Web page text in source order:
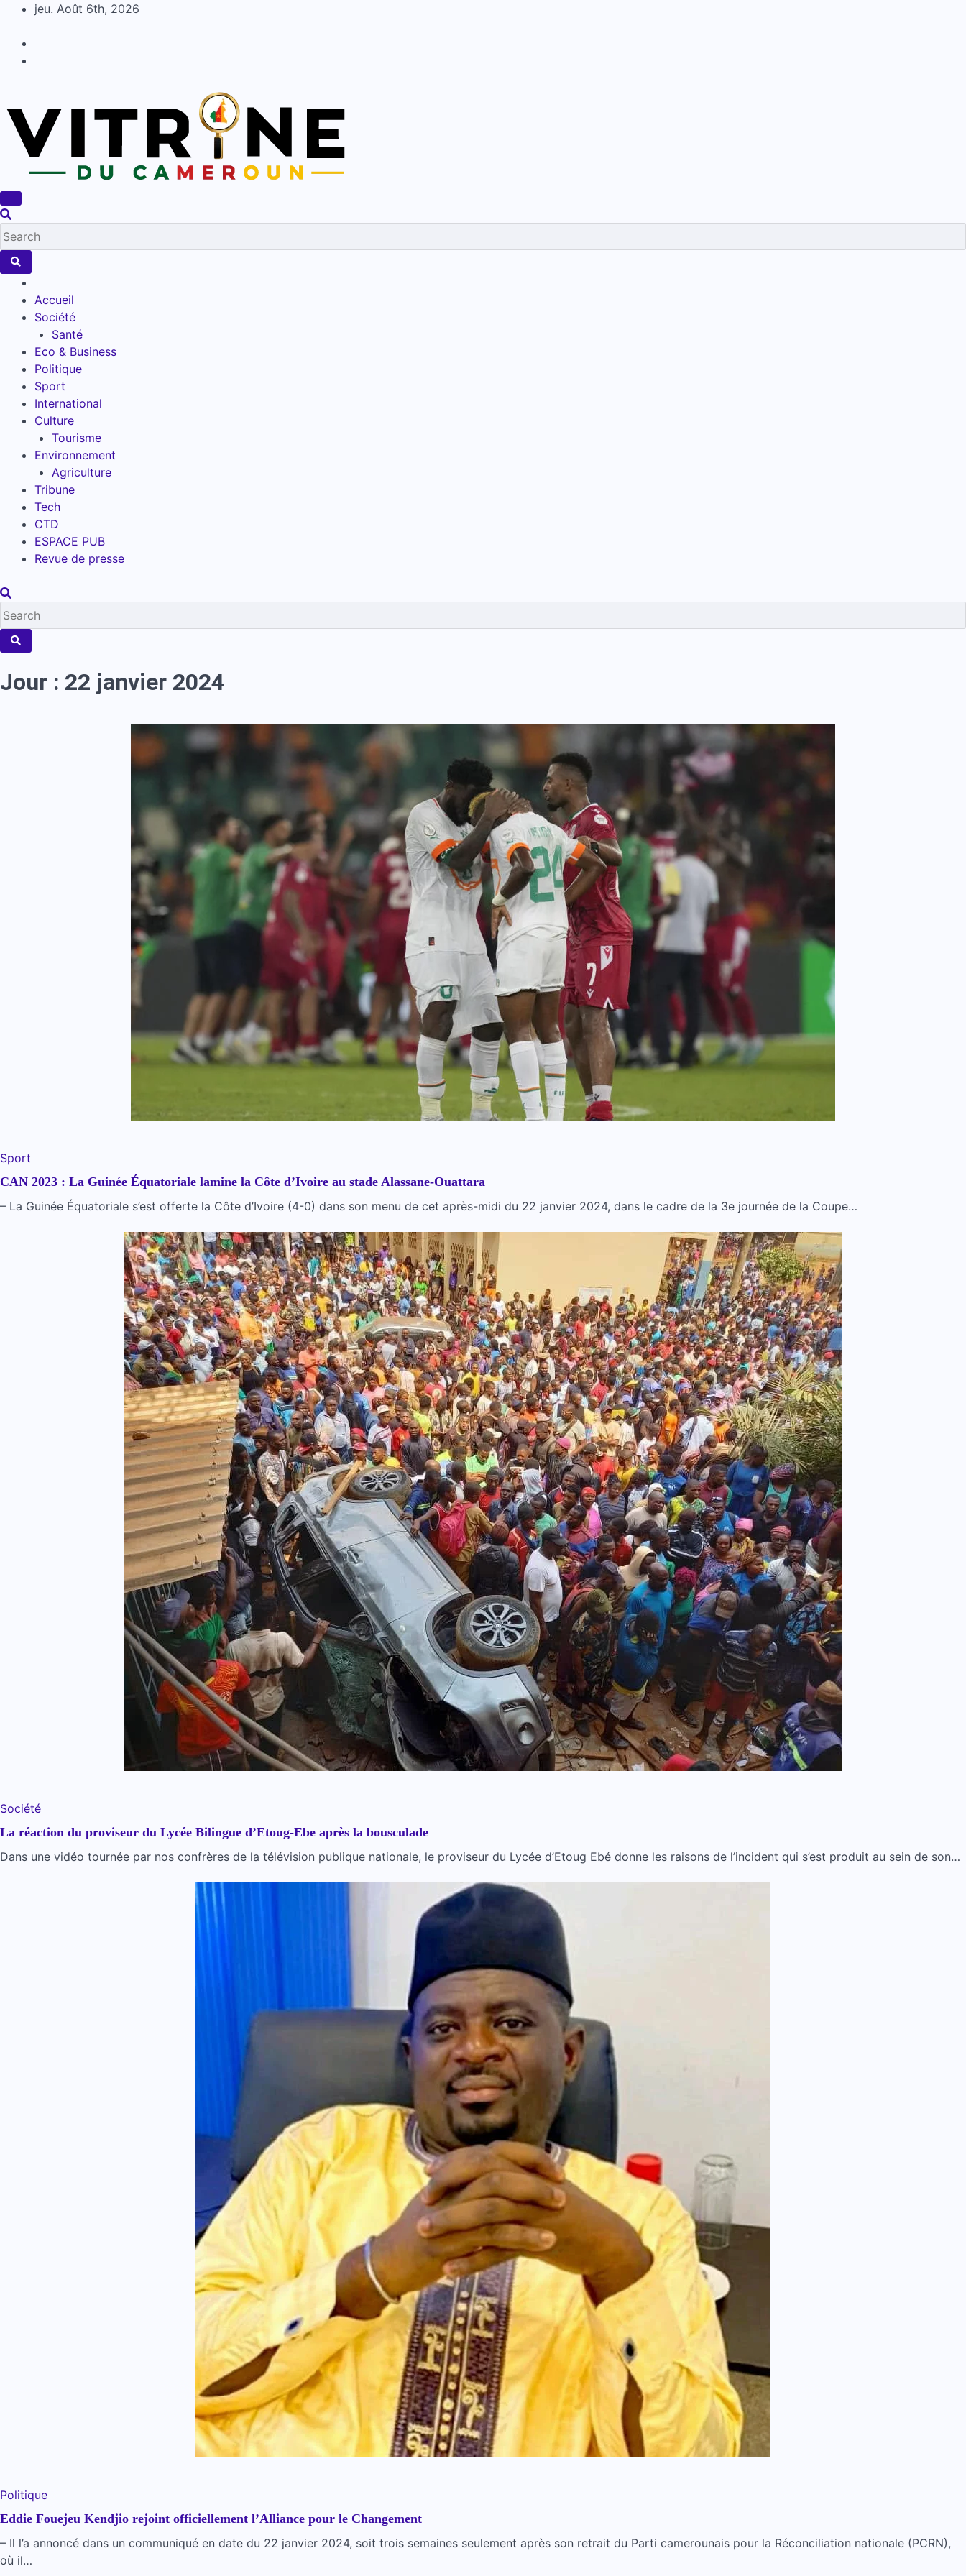
Skip
content
jeu. Août 6th, 2026
Accueil
Société
Santé
Eco & Business
Politique
Sport
International
Culture
Tourisme
Environnement
Agriculture
Tribune
Tech
CTD
ESPACE PUB
Revue de presse
Jour : 22 janvier 2024
Sport
CAN 2023 : La Guinée Équatoriale lamine la Côte d’Ivoire au stade Alassane-Ouattara
– La Guinée Équatoriale s’est offerte la Côte d’Ivoire (4-0) dans son menu de cet après-midi du 22 janvier 2024, dans le cadre de la 3e journée de la Coupe…
Société
La réaction du proviseur du Lycée Bilingue d’Etoug-Ebe après la bousculade
Dans une vidéo tournée par nos confrères de la télévision publique nationale, le proviseur du Lycée d’Etoug Ebé donne les raisons de l’incident qui s’est produit au sein de son…
Politique
Eddie Fouejeu Kendjio rejoint officiellement l’Alliance pour le Changement
– Il l’a annoncé dans un communiqué en date du 22 janvier 2024, soit trois semaines seulement après son retrait du Parti camerounais pour la Réconciliation nationale (PCRN),
où il…